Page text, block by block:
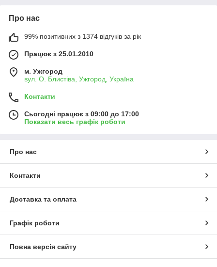
Про нас
99% позитивних з 1374 відгуків за рік
Працює з 25.01.2010
м. Ужгород
вул. О. Блистіва, Ужгород, Україна
Контакти
Сьогодні працює з 09:00 до 17:00
Показати весь графік роботи
Про нас
Контакти
Доставка та оплата
Графік роботи
Повна версія сайту